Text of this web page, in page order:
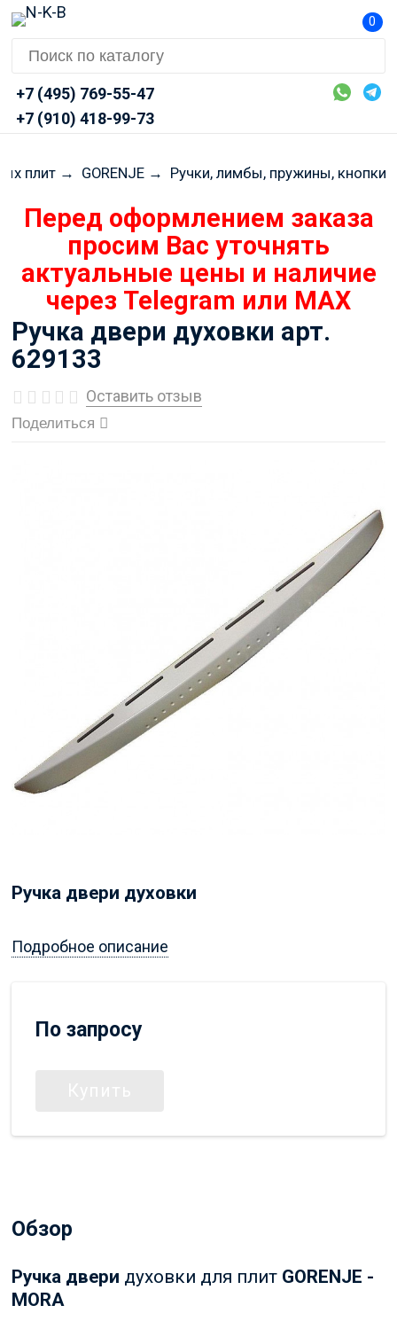
0
+7 (495) 769-55-47
+7 (910) 418-99-73
плит → GORENJE→ Ручки, лимбы, пружины, кнопки
Перед оформлением заказа
просим Вас уточнять
актуальные цены и наличие
через Telegram или MAX
Ручка двери духовки арт.
629133
Оставить отзыв
Поделиться
Ручка двери духовки
Подробное описание
По запросу
Обзор
Ручка двери духовки для плит GORENJE -
MORA